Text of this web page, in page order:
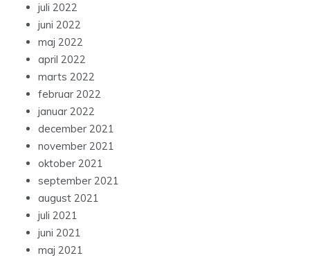
juli 2022
juni 2022
maj 2022
april 2022
marts 2022
februar 2022
januar 2022
december 2021
november 2021
oktober 2021
september 2021
august 2021
juli 2021
juni 2021
maj 2021